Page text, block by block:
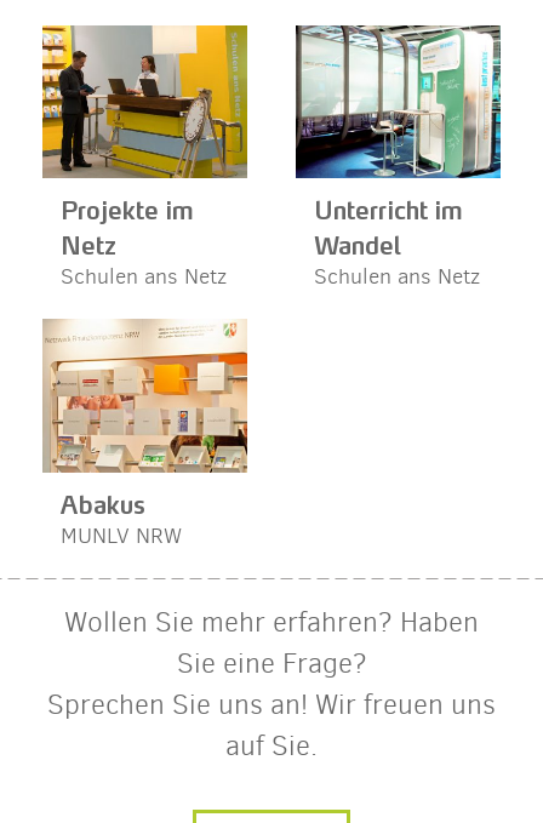
Projekte im
Netz
Schulen ans Netz
Unterricht im
Wandel
Schulen ans Netz
Abakus
MUNLV NRW
Wollen Sie mehr erfahren? Haben
Sie eine Frage?
Sprechen Sie uns an! Wir freuen uns
auf Sie.